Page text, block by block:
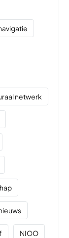
netwerk
NIOO